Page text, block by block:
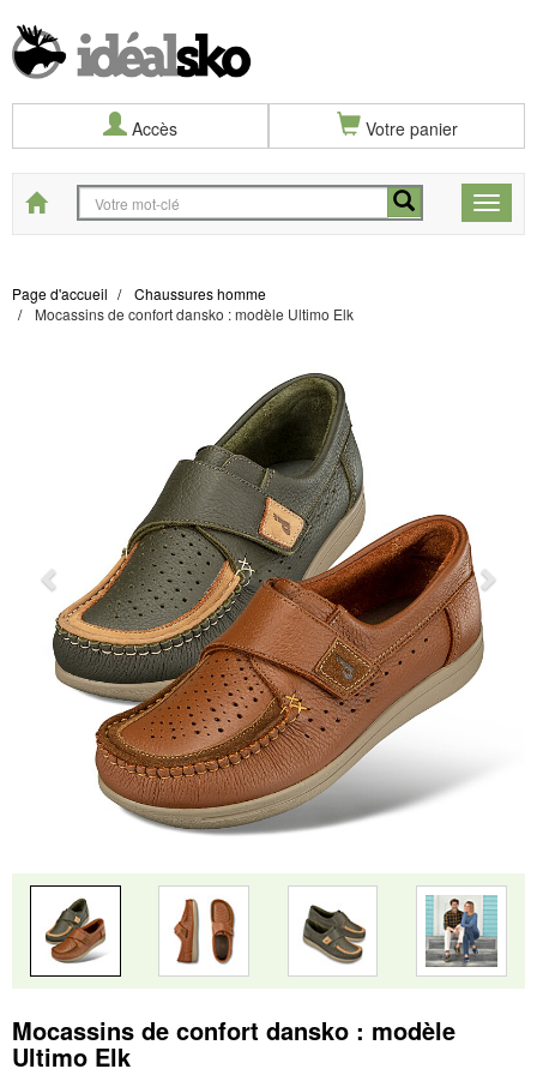
Accès Votre panier
Toggle
Start
Page d'accueil
Chaussures homme
Mocassins de confort dansko : modèle Ultimo Elk
Mocassins de confort dansko : modèle
Ultimo Elk